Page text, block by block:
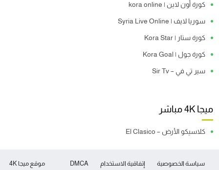
كورة أون لاين | kora online
سوريا لايف | Syria Live Online
كورة ستار | Kora Star
كورة جول | Kora Goal
سير تي في – Sir Tv
ميجا 4K مباشر
كلاسيكو الأرض – El Clasico
موقع ميجا 4K سياسة الخصوصية إتفاقية الاستخدام DMCA